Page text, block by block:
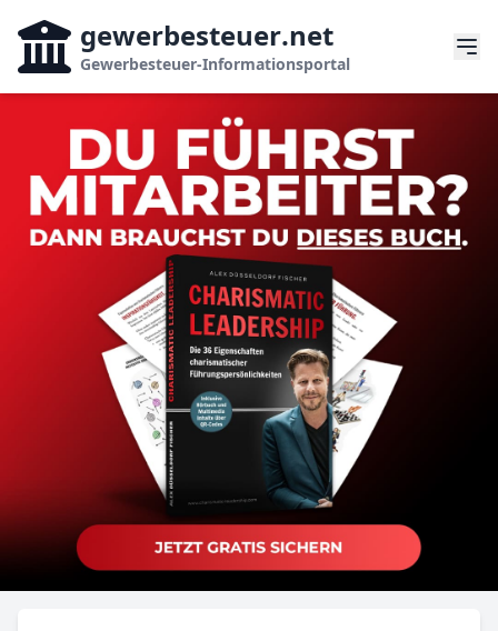
gewerbesteuer.net
Gewerbesteuer-Informationsportal